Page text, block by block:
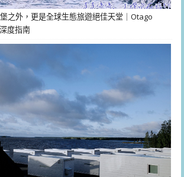
之外，更是全球生態旅遊絕佳天堂｜Otago
度指南